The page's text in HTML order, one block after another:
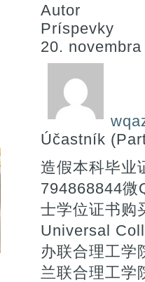
Autor
Príspevky
20.
Účastník
造假本科毕业
794868844微
士学位证书购
Universal
办联合理工学
兰联合理工学